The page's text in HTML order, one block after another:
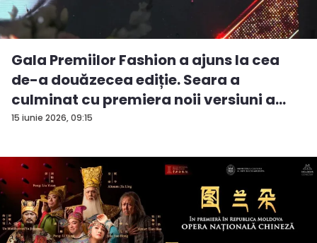
15 iunie 2026, 09:15
Gala Premiilor Fashion a ajuns la cea
de-a douăzecea ediție. Seara a
culminat cu premiera noii versiuni a
pie...